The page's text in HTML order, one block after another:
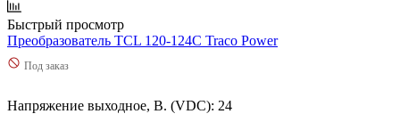
Быстрый просмотр
Преобразователь TCL 120-124C Traco Power
Под заказ
Напряжение выходное, В. (VDC): 24